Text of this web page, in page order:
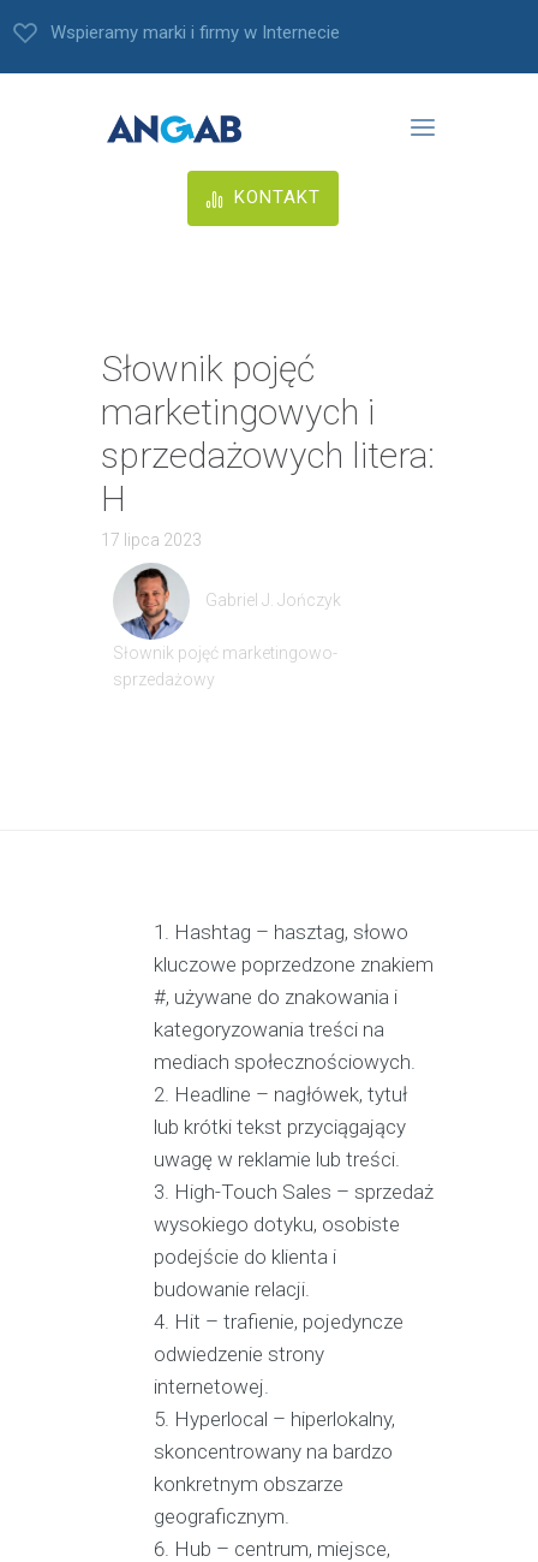
Wspieramy marki i firmy w Internecie
KONTAKT
Słownik pojęć
marketingowych i
sprzedażowych litera:
H
17 lipca 2023
Gabriel J. Jończyk
Słownik pojęć marketingowo-
sprzedażowy
Hashtag – hasztag, słowo
kluczowe poprzedzone znakiem
#, używane do znakowania i
kategoryzowania treści na
mediach społecznościowych.
Headline – nagłówek, tytuł
lub krótki tekst przyciągający
uwagę w reklamie lub treści.
High-Touch Sales – sprzedaż
wysokiego dotyku, osobiste
podejście do klienta i
budowanie relacji.
Hit – trafienie, pojedyncze
odwiedzenie strony
internetowej.
Hyperlocal – hiperlokalny,
skoncentrowany na bardzo
konkretnym obszarze
geograficznym.
Hub – centrum, miejsce,